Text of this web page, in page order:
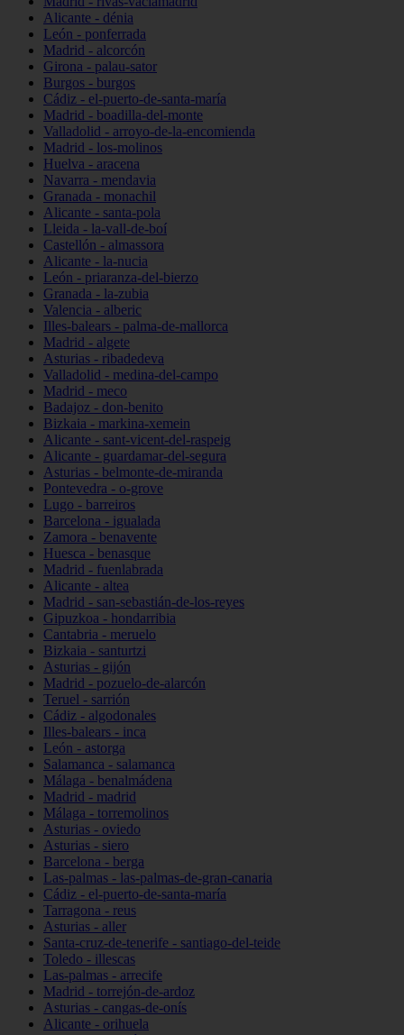
Alicante - dénia
León - ponferrada
Madrid - alcorcón
Girona - palau-sator
Burgos - burgos
Cádiz - el-puerto-de-santa-maría
Madrid - boadilla-del-monte
Valladolid - arroyo-de-la-encomienda
Madrid - los-molinos
Huelva - aracena
Navarra - mendavia
Granada - monachil
Alicante - santa-pola
Lleida - la-vall-de-boí
Castellón - almassora
Alicante - la-nucia
León - priaranza-del-bierzo
Granada - la-zubia
Valencia - alberic
Illes-balears - palma-de-mallorca
Madrid - algete
Asturias - ribadedeva
Valladolid - medina-del-campo
Madrid - meco
Badajoz - don-benito
Bizkaia - markina-xemein
Alicante - sant-vicent-del-raspeig
Alicante - guardamar-del-segura
Asturias - belmonte-de-miranda
Pontevedra - o-grove
Lugo - barreiros
Barcelona - igualada
Zamora - benavente
Huesca - benasque
Madrid - fuenlabrada
Alicante - altea
Madrid - san-sebastián-de-los-reyes
Gipuzkoa - hondarribia
Cantabria - meruelo
Bizkaia - santurtzi
Asturias - gijón
Madrid - pozuelo-de-alarcón
Teruel - sarrión
Cádiz - algodonales
Illes-balears - inca
León - astorga
Salamanca - salamanca
Málaga - benalmádena
Madrid - madrid
Málaga - torremolinos
Asturias - oviedo
Asturias - siero
Barcelona - berga
Las-palmas - las-palmas-de-gran-canaria
Cádiz - el-puerto-de-santa-maría
Tarragona - reus
Asturias - aller
Santa-cruz-de-tenerife - santiago-del-teide
Toledo - illescas
Las-palmas - arrecife
Madrid - torrejón-de-ardoz
Asturias - cangas-de-onís
Alicante - orihuela